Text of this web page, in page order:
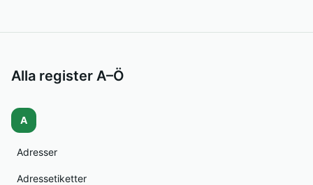
Alla register A–Ö
A
Adresser
Adressetiketter